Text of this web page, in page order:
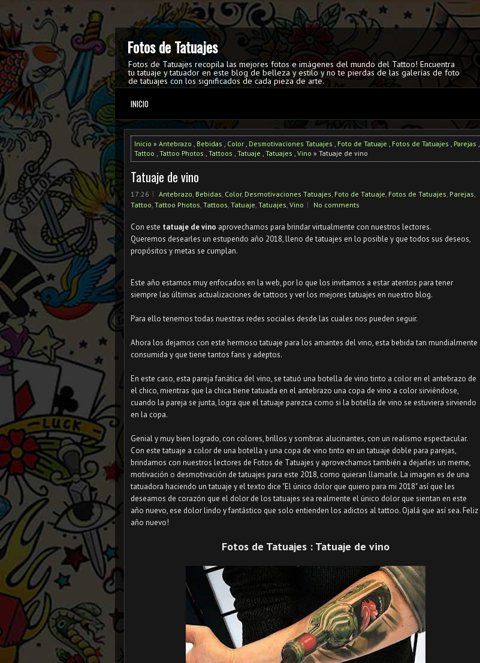
Fotos de Tatuajes
Fotos de Tatuajes recopila las mejores fotos e imágenes del mundo del Tattoo! Encuentra
tu tatuaje y tatuador en este blog de belleza y estilo y no te pierdas de las galerías de foto
de tatuajes con los significados de cada pieza de arte.
INICIO
Inicio » Antebrazo , Bebidas , Color , Desmotivaciones Tatuajes , Foto de Tatuaje , Fotos de Tatuajes , Parejas ,
Tattoo , Tattoo Photos , Tattoos , Tatuaje , Tatuajes , Vino » Tatuaje de vino
Tatuaje de vino
17:26 Antebrazo, Bebidas, Color, Desmotivaciones Tatuajes, Foto de Tatuaje, Fotos de Tatuajes, Parejas,
Tattoo, Tattoo Photos, Tattoos, Tatuaje, Tatuajes, Vino No comments
Con este tatuaje de vino aprovechamos para brindar virtualmente con nuestros lectores.
Queremos desearles un estupendo año 2018, lleno de tatuajes en lo posible y que todos sus deseos,
propósitos y metas se cumplan.
Este año estamos muy enfocados en la web, por lo que los invitamos a estar atentos para tener
siempre las últimas actualizaciones de tattoos y ver los mejores tatuajes en nuestro blog.
Para ello tenemos todas nuestras redes sociales desde las cuales nos pueden seguir.
Ahora los dejamos con este hermoso tatuaje para los amantes del vino, esta bebida tan mundialmente
consumida y que tiene tantos fans y adeptos.
En este caso, esta pareja fanática del vino, se tatuó una botella de vino tinto a color en el antebrazo de
el chico, mientras que la chica tiene tatuada en el antebrazo una copa de vino a color sirviéndose,
cuando la pareja se junta, logra que el tatuaje parezca como si la botella de vino se estuviera sirviendo
en la copa.
Genial y muy bien logrado, con colores, brillos y sombras alucinantes, con un realismo espectacular.
Con este tatuaje a color de una botella y una copa de vino tinto en un tatuaje doble para parejas,
brindamos con nuestros lectores de Fotos de Tatuajes y aprovechamos también a dejarles un meme,
motivación o desmotivación de tatuajes para este 2018, como quieran llamarle. La imagen es de una
tatuadora haciendo un tatuaje y el texto dice "El único dolor que quiero para mi 2018" así que les
deseamos de corazón que el dolor de los tatuajes sea realmente el único dolor que sientan en este
año nuevo, ese dolor lindo y fantástico que solo entienden los adictos al tattoo. Ojalá que así sea. Feliz
año nuevo!
Fotos de Tatuajes : Tatuaje de vino